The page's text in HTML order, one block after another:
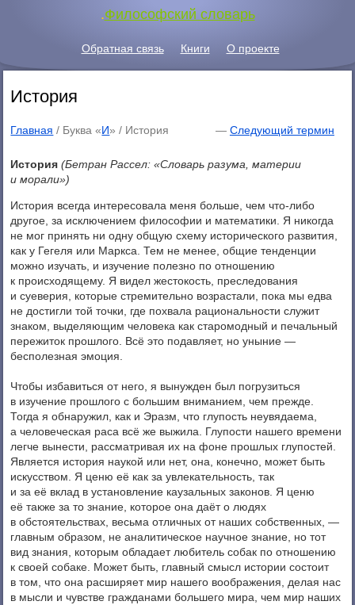
.Философский словарь
Обратная связь Книги О проекте
История
Главная / Буква «И» / История — Следующий термин
История (Бетран Рассел: «Словарь разума, материи
и морали»)
История всегда интересовала меня больше, чем что-либо
другое, за исключением философии и математики. Я никогда
не мог принять ни одну общую схему исторического развития,
как у Гегеля или Маркса. Тем не менее, общие тенденции
можно изучать, и изучение полезно по отношению
к происходящему. Я видел жестокость, преследования
и суеверия, которые стремительно возрастали, пока мы едва
не достигли той точки, где похвала рациональности служит
знаком, выделяющим человека как старомодный и печальный
пережиток прошлого. Всё это подавляет, но уныние —
бесполезная эмоция.
Чтобы избавиться от него, я вынужден был погрузиться
в изучение прошлого с большим вниманием, чем прежде.
Тогда я обнаружил, как и Эразм, что глупость неувядаема,
а человеческая раса всё же выжила. Глупости нашего времени
легче вынести, рассматривая их на фоне прошлых глупостей.
Является история наукой или нет, она, конечно, может быть
искусством. Я ценю её как за увлекательность, так
и за её вклад в установление каузальных законов. Я ценю
её также за то знание, которое она даёт о людях
в обстоятельствах, весьма отличных от наших собственных, —
главным образом, не аналитическое научное знание, но тот
вид знания, которым обладает любитель собак по отношению
к своей собаке. Может быть, главный смысл истории состоит
в том, что она расширяет мир нашего воображения, делая нас
в мысли и чувстве гражданами большего мира, чем мир наших